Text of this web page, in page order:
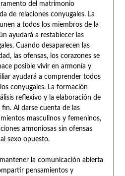
del matrimonio
de relaciones conyugales. La
a todos los miembros de la
ayudará a restablecer las
Cuando desaparecen las
las ofensas, los corazones se
posible vivir en armonía y
ayudará a comprender todos
conyugales. La formación
reflexivo y la elaboración de
Al darse cuenta de las
masculinos y femeninos,
armoniosas sin ofensas
sexo opuesto.
la comunicación abierta
pensamientos y